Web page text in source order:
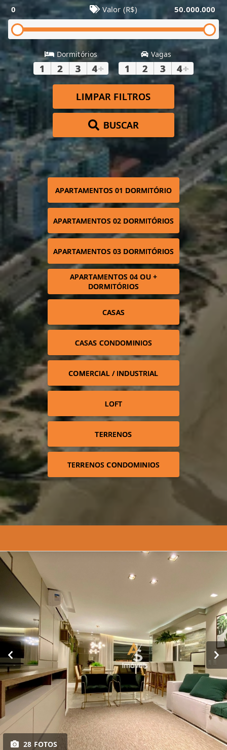
0 Valor (R$) 50.000.000
Dormitórios
1 2 3 4+
Vagas
1 2 3 4+
LIMPAR FILTROS
BUSCAR
APARTAMENTOS 01 DORMITÓRIO
APARTAMENTOS 02 DORMITÓRIOS
APARTAMENTOS 03 DORMITÓRIOS
APARTAMENTOS 04 OU +
DORMITÓRIOS
CASAS
CASAS CONDOMINIOS
COMERCIAL / INDUSTRIAL
LOFT
TERRENOS
TERRENOS CONDOMINIOS
28 FOTOS